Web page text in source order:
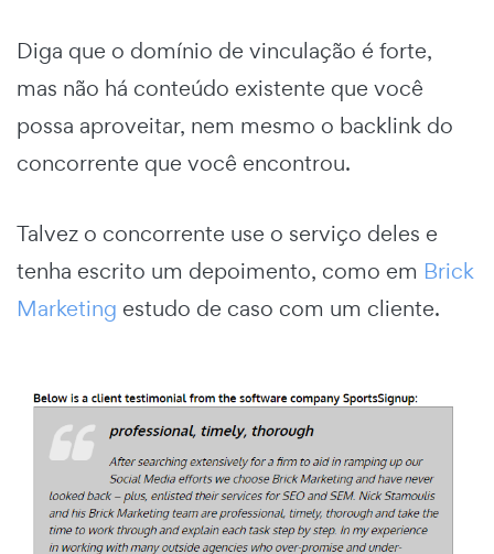
Diga que o domínio de vinculação é forte,
mas não há conteúdo existente que você
possa aproveitar, nem mesmo o backlink do
concorrente que você encontrou.
Talvez o concorrente use o serviço deles e
tenha escrito um depoimento, como em Brick
Marketing estudo de caso com um cliente.